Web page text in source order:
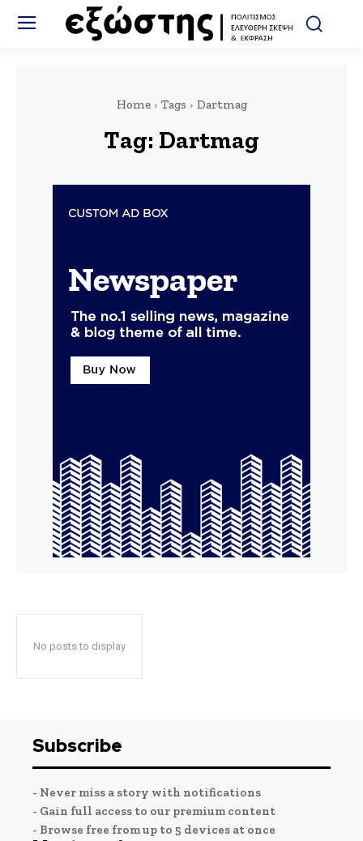
Home Tags Dartmag
Tag: Dartmag
No posts to display
Subscribe
- Never miss a story with notifications
- Gain full access to our premium content
- Browse free from up to 5 devices at once